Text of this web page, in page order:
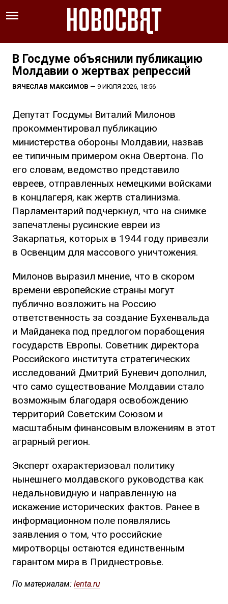
В Госдуме объяснили публикацию
Молдавии о жертвах репрессий
ВЯЧЕСЛАВ МАКСИМОВ — 9 ИЮЛЯ 2026, 18:56
Депутат Госдумы Виталий Милонов
прокомментировал публикацию
министерства обороны Молдавии, назвав
ее типичным примером окна Овертона. По
его словам, ведомство представило
евреев, отправленных немецкими войсками
в концлагеря, как жертв сталинизма.
Парламентарий подчеркнул, что на снимке
запечатлены русинские евреи из
Закарпатья, которых в 1944 году привезли
в Освенцим для массового уничтожения.
Милонов выразил мнение, что в скором
времени европейские страны могут
публично возложить на Россию
ответственность за создание Бухенвальда
и Майданека под предлогом порабощения
государств Европы. Советник директора
Российского института стратегических
исследований Дмитрий Буневич дополнил,
что само существование Молдавии стало
возможным благодаря освобождению
территорий Советским Союзом и
масштабным финансовым вложениям в этот
аграрный регион.
Эксперт охарактеризовал политику
нынешнего молдавского руководства как
недальновидную и направленную на
искажение исторических фактов. Ранее в
информационном поле появлялись
заявления о том, что российские
миротворцы остаются единственным
гарантом мира в Приднестровье.
По материалам: lenta.ru